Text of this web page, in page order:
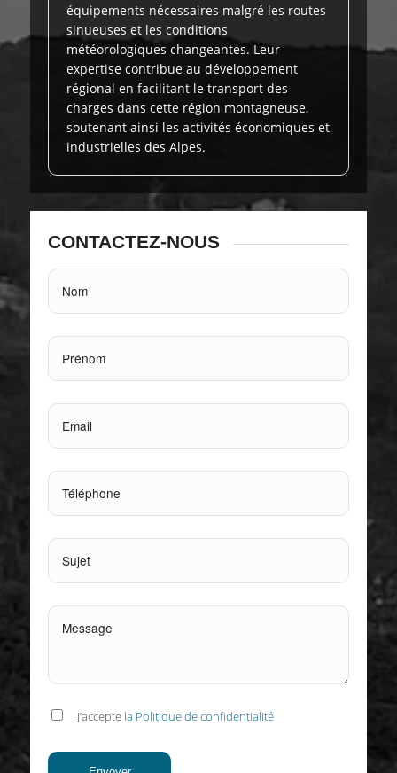
équipements nécessaires malgré les routes
sinueuses et les conditions
météorologiques changeantes. Leur
expertise contribue au développement
régional en facilitant le transport des
charges dans cette région montagneuse,
soutenant ainsi les activités économiques et
industrielles des Alpes.
CONTACTEZ-NOUS
J’accepte la Politique de confidentialité